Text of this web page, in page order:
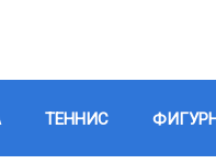
ТЕННИС